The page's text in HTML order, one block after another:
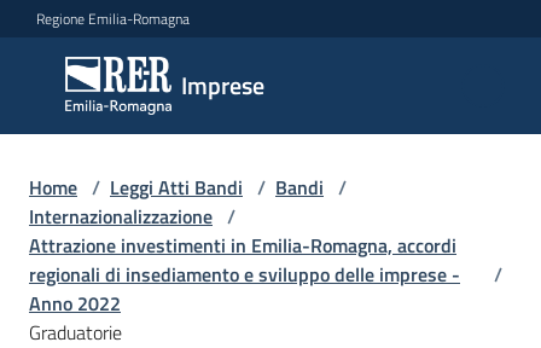
Vai al contenuto
Vai alla navigazione
Vai al footer
Regione Emilia-Romagna
Imprese
Imprese
Argomenti
Novità
Home / Leggi Atti Bandi / Bandi /
Internazionalizzazione /
Attrazione investimenti in Emilia-Romagna, accordi
regionali di insediamento e sviluppo delle imprese -
Anno 2022
/
Graduatorie